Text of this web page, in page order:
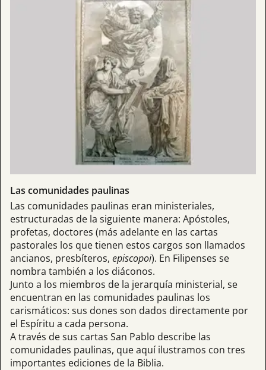
Las comunidades paulinas
Las comunidades paulinas eran ministeriales,
estructuradas de la siguiente manera: Apóstoles,
profetas, doctores (más adelante en las cartas
pastorales los que tienen estos cargos son llamados
ancianos, presbíteros, episcopoi). En Filipenses se
nombra también a los diáconos.
Junto a los miembros de la jerarquía ministerial, se
encuentran en las comunidades paulinas los
carismáticos: sus dones son dados directamente por
el Espíritu a cada persona.
A través de sus cartas San Pablo describe las
comunidades paulinas, que aquí ilustramos con tres
importantes ediciones de la Biblia.